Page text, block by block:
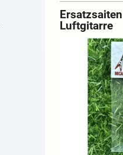
Luftgitarre